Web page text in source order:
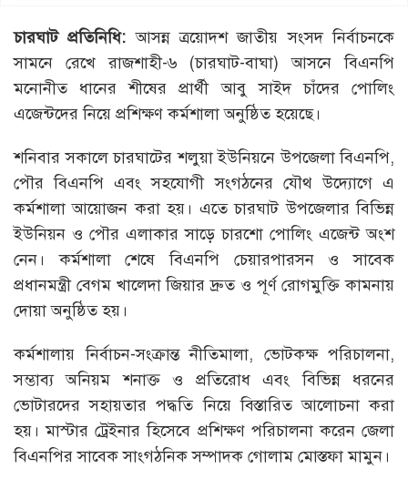
চারঘাট প্রতিনিধি: আসন্ন ত্রয়োদশ জাতীয় সংসদ নির্বাচনকে
সামনে রেখে রাজশাহী-৬ (চারঘাট-বাঘা) আসনে বিএনপি
মনোনীত ধানের শীষের প্রার্থী আবু সাইদ চাঁদের পোলিং
এজেন্টদের নিয়ে প্রশিক্ষণ কর্মশালা অনুষ্ঠিত হয়েছে।
শনিবার সকালে চারঘাটের শলুয়া ইউনিয়নে উপজেলা বিএনপি,
পৌর বিএনপি এবং সহযোগী সংগঠনের যৌথ উদ্যোগে এ
কর্মশালা আয়োজন করা হয়। এতে চারঘাট উপজেলার বিভিন্ন
ইউনিয়ন ও পৌর এলাকার সাড়ে চারশো পোলিং এজেন্ট অংশ
নেন। কর্মশালা শেষে বিএনপি চেয়ারপারসন ও সাবেক
প্রধানমন্ত্রী বেগম খালেদা জিয়ার দ্রুত ও পূর্ণ রোগমুক্তি কামনায়
দোয়া অনুষ্ঠিত হয়।
কর্মশালায় নির্বাচন-সংক্রান্ত নীতিমালা, ভোটকক্ষ পরিচালনা,
সম্ভাব্য অনিয়ম শনাক্ত ও প্রতিরোধ এবং বিভিন্ন ধরনের
ভোটারদের সহায়তার পদ্ধতি নিয়ে বিস্তারিত আলোচনা করা
হয়। মাস্টার ট্রেইনার হিসেবে প্রশিক্ষণ পরিচালনা করেন জেলা
বিএনপির সাবেক সাংগঠনিক সম্পাদক গোলাম মোস্তফা মামুন।